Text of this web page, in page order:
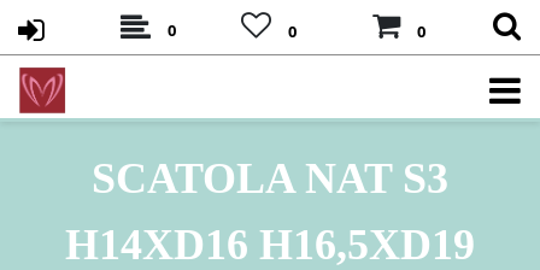
0 0 0
SCATOLA NAT S3
H14XD16 H16,5XD19